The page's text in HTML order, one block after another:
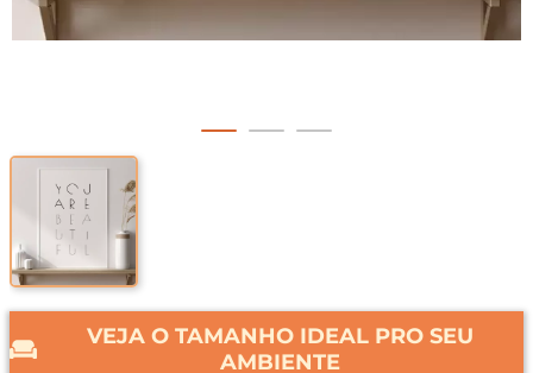
VEJA O TAMANHO IDEAL PRO SEU
AMBIENTE